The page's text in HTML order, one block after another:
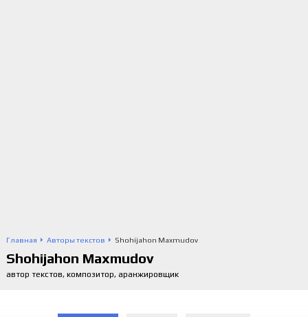
Главная Авторы текстов Shohijahon Maxmudov
Shohijahon Maxmudov
автор текстов, композитор, аранжировщик